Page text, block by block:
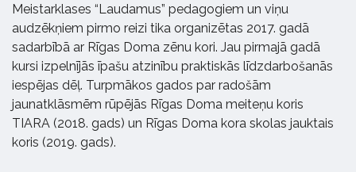
Meistarklases “Laudamus” pedagogiem un viņu
audzēkņiem pirmo reizi tika organizētas 2017. gadā
sadarbībā ar Rīgas Doma zēnu kori. Jau pirmajā gadā
kursi izpelnījās īpašu atzinību praktiskās līdzdarbošanās
iespējas dēļ. Turpmākos gados par radošām
jaunatklāsmēm rūpējās Rīgas Doma meiteņu koris
TIARA (2018. gads) un Rīgas Doma kora skolas jauktais
koris (2019. gads).